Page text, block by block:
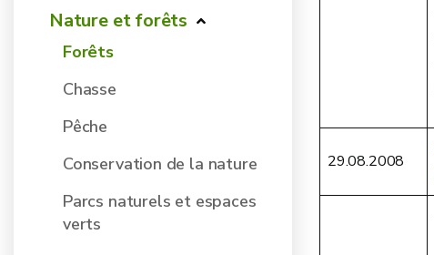
Nature et forêts
Forêts
Chasse
Pêche
Conservation de la nature
Parcs naturels et espaces
verts
29.08.2008